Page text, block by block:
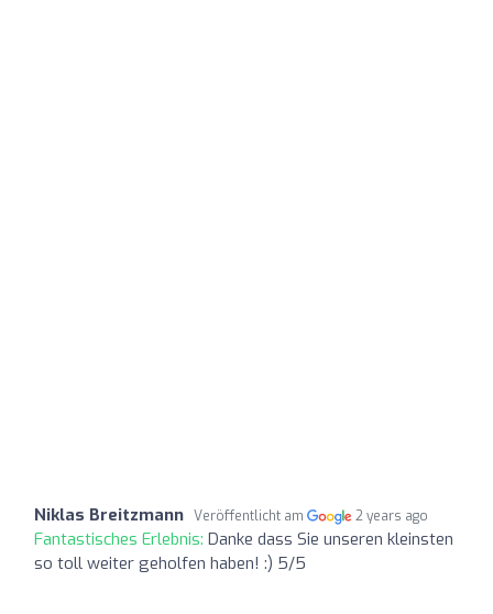
Niklas Breitzmann Veröffentlicht am 2 years ago
Fantastisches Erlebnis: Danke dass Sie unseren kleinsten
so toll weiter geholfen haben! :) 5/5